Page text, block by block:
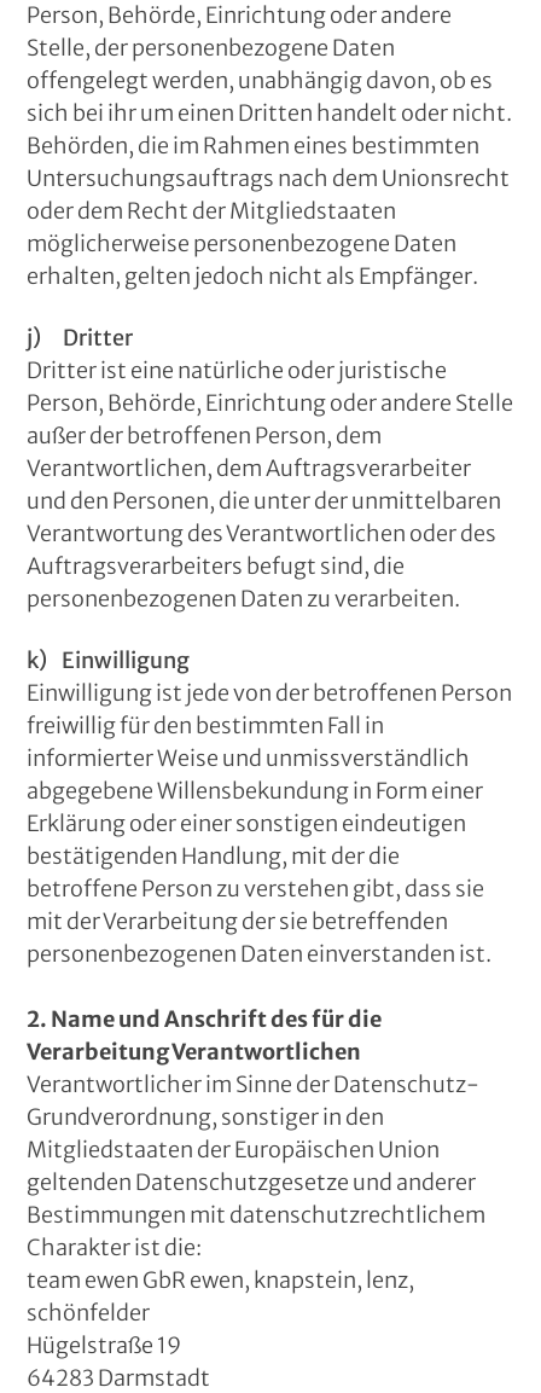
Person, Behörde, Einrichtung oder andere
Stelle, der personenbezogene Daten
offengelegt werden, unabhängig davon, ob es
sich bei ihr um einen Dritten handelt oder nicht.
Behörden, die im Rahmen eines bestimmten
Untersuchungsauftrags nach dem Unionsrecht
oder dem Recht der Mitgliedstaaten
möglicherweise personenbezogene Daten
erhalten, gelten jedoch nicht als Empfänger.
j) Dritter
Dritter ist eine natürliche oder juristische
Person, Behörde, Einrichtung oder andere Stelle
außer der betroffenen Person, dem
Verantwortlichen, dem Auftragsverarbeiter
und den Personen, die unter der unmittelbaren
Verantwortung des Verantwortlichen oder des
Auftragsverarbeiters befugt sind, die
personenbezogenen Daten zu verarbeiten.
k) Einwilligung
Einwilligung ist jede von der betroffenen Person
freiwillig für den bestimmten Fall in
informierter Weise und unmissverständlich
abgegebene Willensbekundung in Form einer
Erklärung oder einer sonstigen eindeutigen
bestätigenden Handlung, mit der die
betroffene Person zu verstehen gibt, dass sie
mit der Verarbeitung der sie betreffenden
personenbezogenen Daten einverstanden ist.
2. Name und Anschrift des für die
Verarbeitung Verantwortlichen
Verantwortlicher im Sinne der Datenschutz-
Grundverordnung, sonstiger in den
Mitgliedstaaten der Europäischen Union
geltenden Datenschutzgesetze und anderer
Bestimmungen mit datenschutzrechtlichem
Charakter ist die:
team ewen GbR ewen, knapstein, lenz,
schönfelder
Hügelstraße 19
64283 Darmstadt